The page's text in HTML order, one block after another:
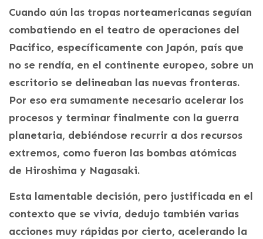
Cuando aún las tropas norteamericanas seguían
combatiendo en el teatro de operaciones del
Pacifico, específicamente con Japón, país que
no se rendía, en el continente europeo, sobre un
escritorio se delineaban las nuevas fronteras.
Por eso era sumamente necesario acelerar los
procesos y terminar finalmente con la guerra
planetaria, debiéndose recurrir a dos recursos
extremos, como fueron las bombas atómicas
de Hiroshima y Nagasaki.
Esta lamentable decisión, pero justificada en el
contexto que se vivía, dedujo también varias
acciones muy rápidas por cierto, acelerando la